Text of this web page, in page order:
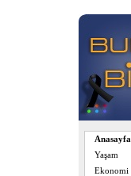
Anasayfa
Yaşam
Ekonomi